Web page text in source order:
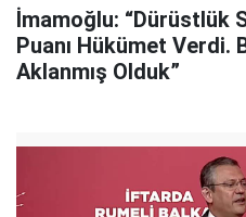
İmamoğlu: “Dürüstlük
Puanı Hükümet Verdi.
Aklanmış Olduk”